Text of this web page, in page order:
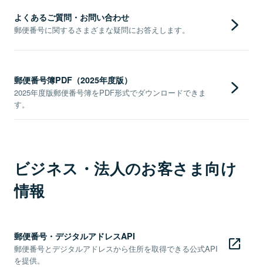
よくあるご質問・お問い合わせ
郵便番号に関するさまざまな疑問にお答えします。
郵便番号簿PDF（2025年度版）
2025年度版郵便番号簿をPDF形式でダウンロードできま
す。
ビジネス・法人のお客さま向け
情報
郵便番号・デジタルアドレスAPI
郵便番号とデジタルアドレスから住所を取得できる公式API
を提供。